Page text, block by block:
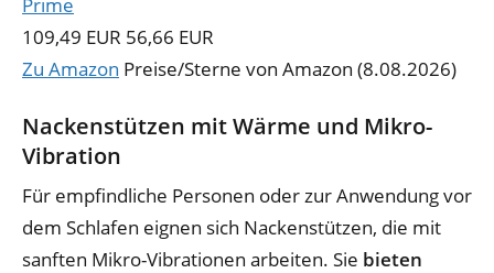
109,49 EUR 56,66 EUR
Zu Amazon Preise/Sterne von Amazon (8.08.2026)
Nackenstützen mit Wärme und Mikro-
Vibration
Für empfindliche Personen oder zur Anwendung vor
dem Schlafen eignen sich Nackenstützen, die mit
sanften Mikro-Vibrationen arbeiten. Sie bieten